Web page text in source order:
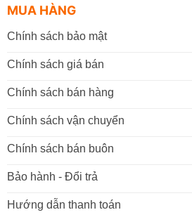
MUA HÀNG
Chính sách bảo mật
Chính sách giá bán
Chính sách bán hàng
Chính sách vận chuyển
Chính sách bán buôn
Bảo hành - Đổi trả
Hướng dẫn thanh toán